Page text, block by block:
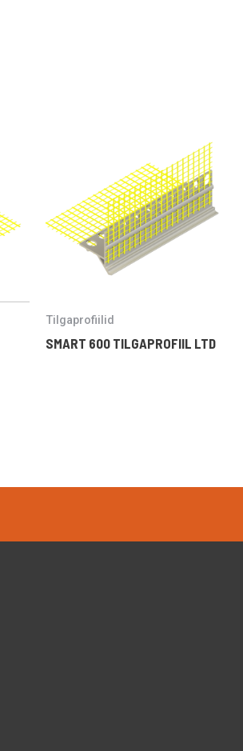
Tilgaprofiilid
SMART 600 TILGAPROFIIL LTD